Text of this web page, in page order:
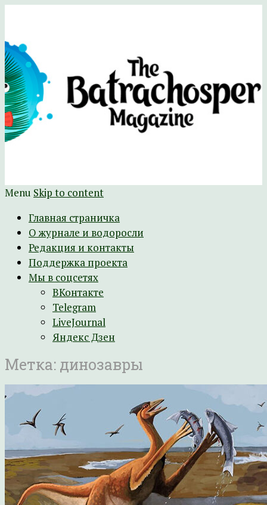
The Batrachospermum Magazine
Батрахоспермум (официальный сайт)
Menu Skip to content
Главная страничка
О журнале и водоросли
Редакция и контакты
Поддержка проекта
Мы в соцсетях
ВКонтакте
Telegram
LiveJournal
Яндекс Дзен
Метка: динозавры